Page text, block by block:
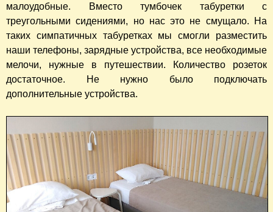
малоудобные. Вместо тумбочек табуретки с
треугольными сидениями, но нас это не смущало. На
таких симпатичных табуретках мы смогли разместить
наши телефоны, зарядные устройства, все необходимые
мелочи, нужные в путешествии. Количество розеток
достаточное. Не нужно было подключать
дополнительные устройства.